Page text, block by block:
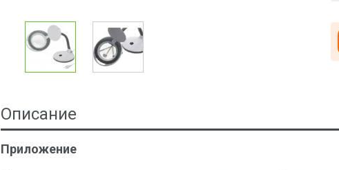
Описание
Приложение